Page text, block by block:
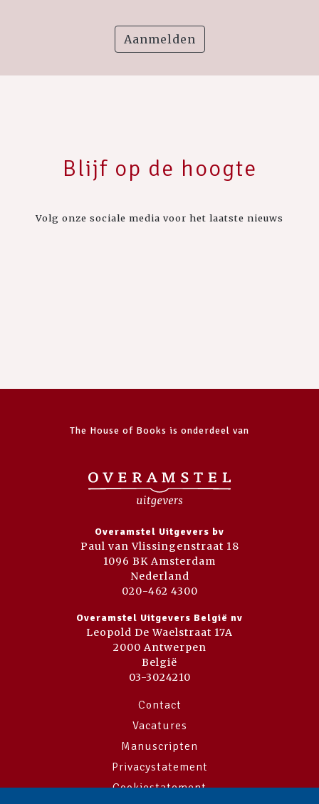
Aanmelden
Blijf op de hoogte
Volg onze sociale media voor het laatste nieuws
The House of Books is onderdeel van
Overamstel Uitgevers bv
Paul van Vlissingenstraat 18
1096 BK Amsterdam
Nederland
020-462 4300
Overamstel Uitgevers België nv
Leopold De Waelstraat 17A
2000 Antwerpen
België
03-3024210
Contact
Vacatures
Manuscripten
Privacystatement
Cookiestatement